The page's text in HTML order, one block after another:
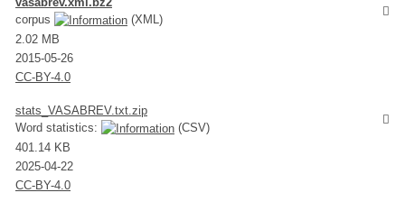
corpus
(XML)
2.02 MB
2015-05-26
CC-BY-4.0
stats_VASABREV.txt.zip
Word statistics:
(CSV)
401.14 KB
2025-04-22
CC-BY-4.0